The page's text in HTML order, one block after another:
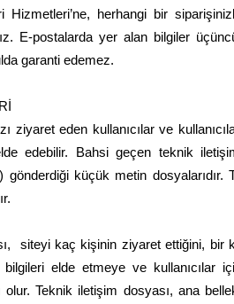
Hizmetleri’ne, herhangi bir
E-postalarda yer alan bilgiler
garanti edemez.
ziyaret eden kullanıcılar ve
edebilir. Bahsi geçen teknik
gönderdiği küçük metin
siteyi kaç kişinin ziyaret ettiğini, bir
bilgileri elde etmeye ve kullanıcılar
olur. Teknik iletişim dosyası, ana